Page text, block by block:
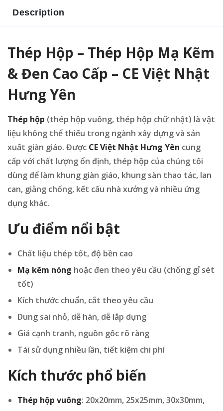
Description
Thép Hộp – Thép Hộp Mạ Kẽm
& Đen Cao Cấp – CE Việt Nhật
Hưng Yên
Thép hộp (thép hộp vuông, thép hộp chữ nhật) là vật
liệu không thể thiếu trong ngành xây dựng và sản
xuất giàn giáo. Được CE Việt Nhật Hưng Yên cung
cấp với chất lượng ổn định, thép hộp của chúng tôi
dùng để làm khung giàn giáo, khung sàn thao tác, lan
can, giằng chống, kết cấu nhà xưởng và nhiều ứng
dụng khác.
Ưu điểm nổi bật
Chất liệu thép tốt, độ bền cao
Mạ kẽm nóng hoặc đen theo yêu cầu (chống gỉ sét
tốt)
Kích thước chuẩn, cắt theo yêu cầu
Dung sai nhỏ, dễ hàn, dễ lắp dựng
Giá cạnh tranh, nguồn gốc rõ ràng
Tái sử dụng nhiều lần, tiết kiệm chi phí
Kích thước phổ biến
Thép hộp vuông: 20x20mm, 25x25mm, 30x30mm,